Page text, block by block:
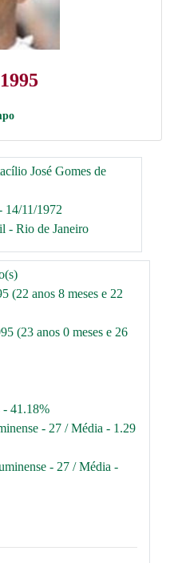
José Gomes de
14/11/1972
- Rio de Janeiro
(22 anos 8 meses e 22
(23 anos 0 meses e 26
- 41.18%
- 27 / Média - 1.29
- 27 / Média -